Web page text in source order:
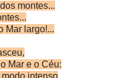
montes...
Mar largo!...
Mar e o Céu: